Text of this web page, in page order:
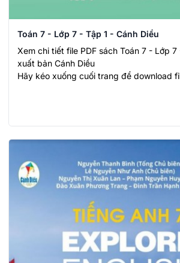
Toán 7 - Lớp 7 - Tập 1 - Cánh Diều
Xem chi tiết file PDF sách Toán 7 - Lớp 7
xuất bản Cánh Diều
Hãy kéo xuống cuối trang để download